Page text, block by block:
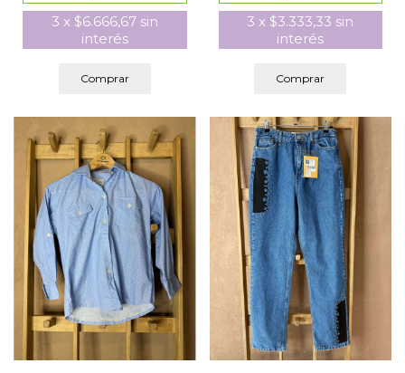
3 x $6.666,67 sin
interés
Comprar
3 x $3.333,33 sin
interés
Comprar